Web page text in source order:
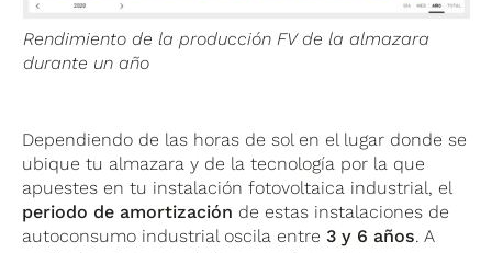
Rendimiento de la producción FV de la almazara
durante un año
Dependiendo de las horas de sol en el lugar donde se
ubique tu almazara y de la tecnología por la que
apuestes en tu instalación fotovoltaica industrial, el
periodo de amortización de estas instalaciones de
autoconsumo industrial oscila entre3 y 6 años. A